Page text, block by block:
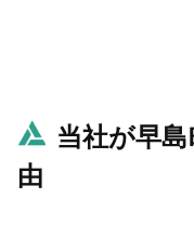
当社が早
由